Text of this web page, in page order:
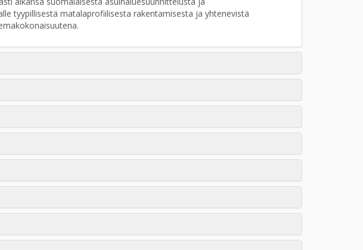
tyypillisestä matalaprofiilisesta rakentamisesta ja yhtenevistä